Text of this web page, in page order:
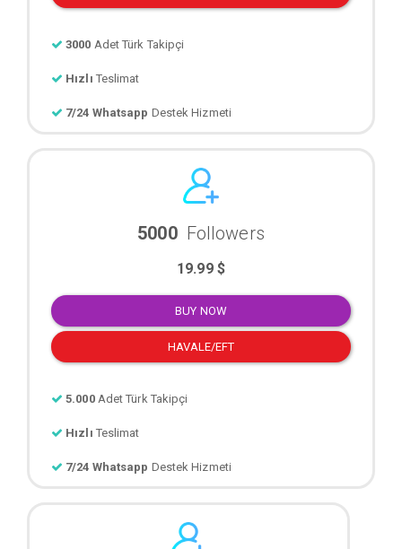
3000 Adet Türk Takipçi
Hızlı Teslimat
7/24 Whatsapp Destek Hizmeti
5000 Followers
19.99 $
BUY NOW
HAVALE/EFT
5.000 Adet Türk Takipçi
Hızlı Teslimat
7/24 Whatsapp Destek Hizmeti